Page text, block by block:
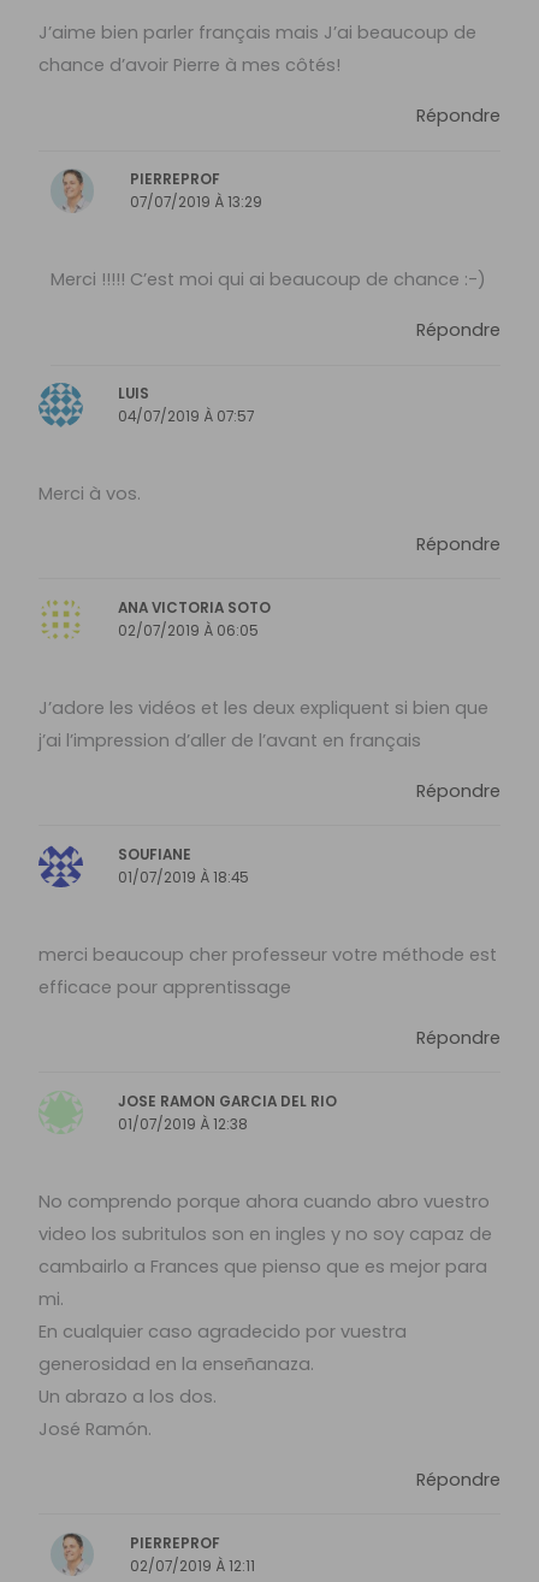
J’aime bien parler français mais J’ai beaucoup de
chance d’avoir Pierre à mes côtés!
Répondre
PIERREPROF
07/07/2019 À 13:29
Merci !!!!! C’est moi qui ai beaucoup de chance :-)
Répondre
LUIS
04/07/2019 À 07:57
Merci à vos.
Répondre
ANA VICTORIA SOTO
02/07/2019 À 06:05
J’adore les vidéos et les deux expliquent si bien que
j’ai l’impression d’aller de l’avant en français
Répondre
SOUFIANE
01/07/2019 À 18:45
merci beaucoup cher professeur votre méthode est
efficace pour apprentissage
Répondre
JOSE RAMON GARCIA DEL RIO
01/07/2019 À 12:38
No comprendo porque ahora cuando abro vuestro
video los subritulos son en ingles y no soy capaz de
cambairlo a Frances que pienso que es mejor para
mi.
En cualquier caso agradecido por vuestra
generosidad en la enseñanaza.
Un abrazo a los dos.
José Ramón.
Répondre
PIERREPROF
02/07/2019 À 12:11